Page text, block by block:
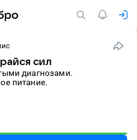
сил
диагнозами.
питание.